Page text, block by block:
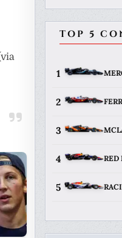
TOP 5
1
2
3
4 RED
5